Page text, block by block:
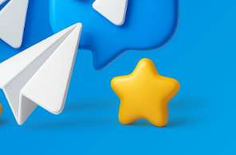
43.4K
GO ∆
Регіональні
2 400 ₴